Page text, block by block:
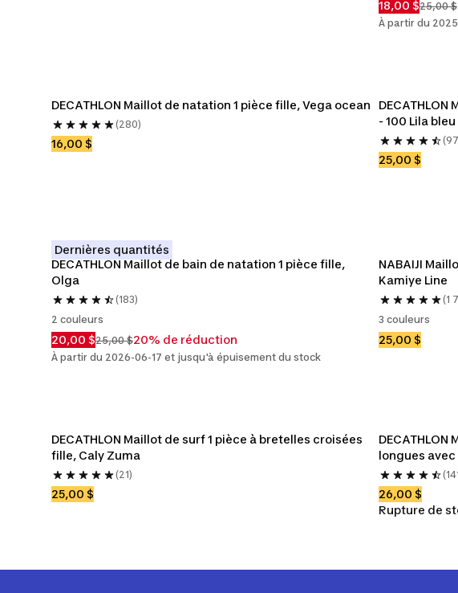
18,00 $25,00 $
À partir du
DECATHLON Maillot de natation 1 pièce fille, Vega ocean
(280)
16,00 $
- 100 Lila bleu
25,00 $
Dernières quantités
DECATHLON Maillot de bain de natation 1 pièce fille,
Olga
(183)
2 couleurs
20,00 $25,00 $20% de réduction
À partir du 2026-06-17 et jusqu'à épuisement du stock
NABAIJI
Kamiye Line
(1
3 couleurs
25,00 $
DECATHLON Maillot de surf 1 pièce à bretelles croisées
fille, Caly Zuma
(21)
25,00 $
DECATHLON
longues avec
26,00 $
Rupture de